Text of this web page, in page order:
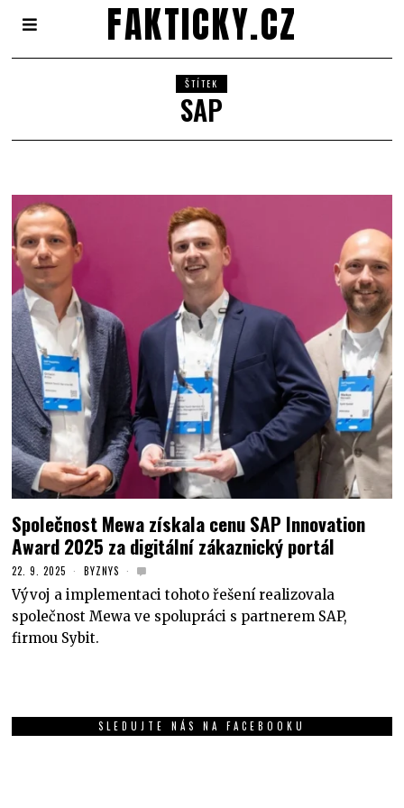
FAKTICKY.CZ
ŠTÍTEK
SAP
Společnost Mewa získala cenu SAP Innovation
Award 2025 za digitální zákaznický portál
22. 9. 2025 BYZNYS
Vývoj a implementaci tohoto řešení realizovala
společnost Mewa ve spolupráci s partnerem SAP,
firmou Sybit.
SLEDUJTE NÁS NA FACEBOOKU